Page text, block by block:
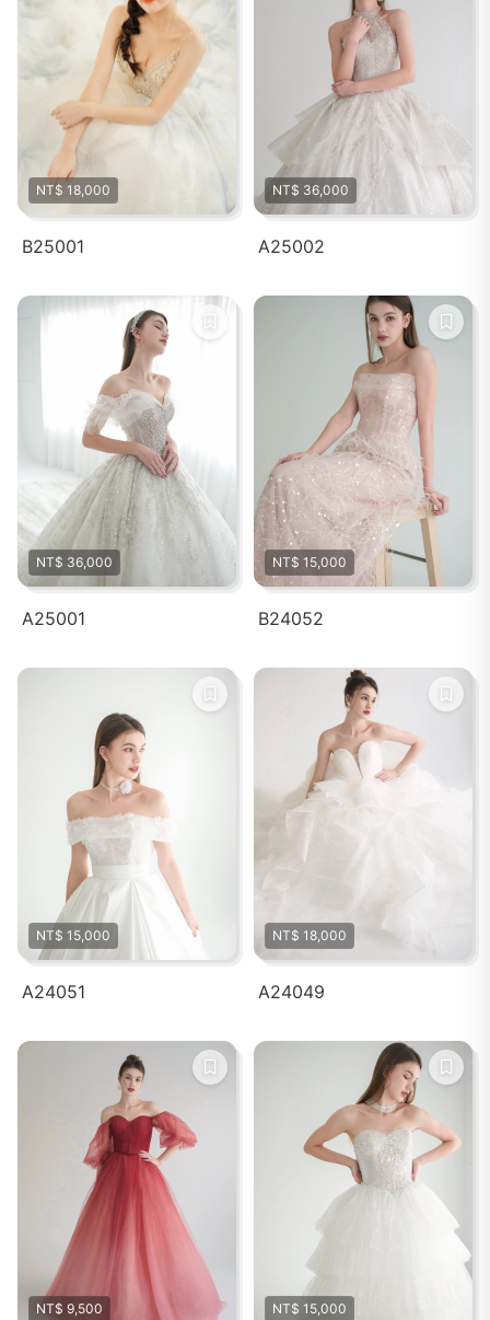
NT$ 18,000
B25001
NT$ 36,000
A25002
NT$ 36,000
A25001
NT$ 15,000
B24052
NT$ 15,000
A24051
NT$ 18,000
A24049
NT$ 9,500 NT$ 15,000